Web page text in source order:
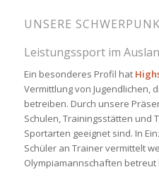
UNSERE
Leistungssport im
Ein besonderes Profil hat
Vermittlung von Jugendlichen,
betreiben. Durch unsere
Schulen, Trainingsstätten und
Sportarten geeignet sind. In
Schüler an Trainer vermittelt
Olympiamannschaften betreut